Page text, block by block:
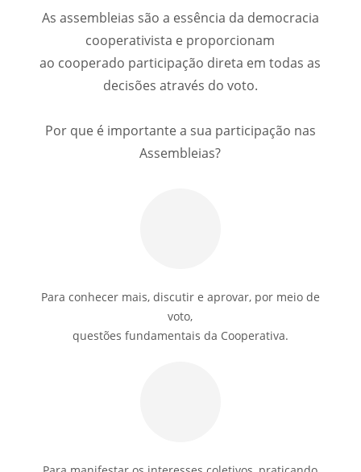
As assembleias são a essência da democracia
cooperativista e proporcionam
ao cooperado participação direta em todas as
decisões através do voto.
Por que é importante a sua participação nas
Assembleias?
Para conhecer mais, discutir e aprovar, por meio de
voto,
questões fundamentais da Cooperativa.